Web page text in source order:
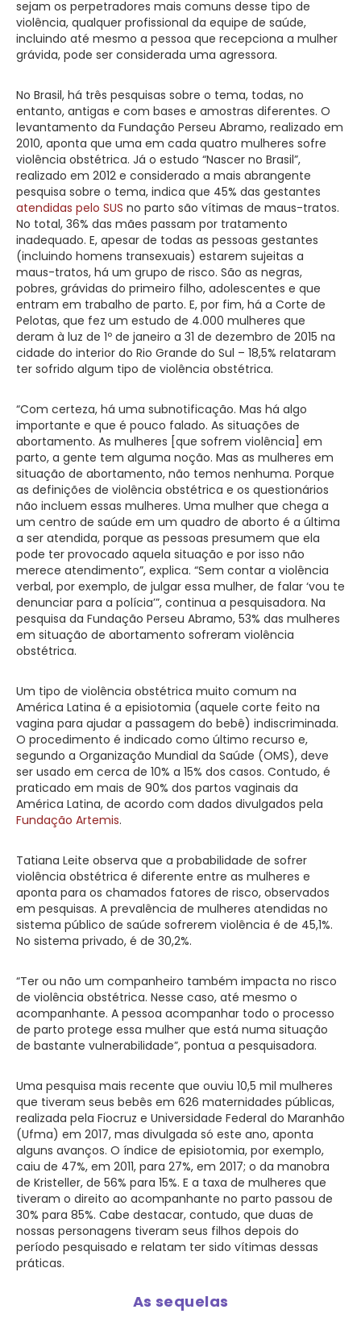
sejam os perpetradores mais comuns desse tipo de
violência, qualquer profissional da equipe de saúde,
incluindo até mesmo a pessoa que recepciona a mulher
grávida, pode ser considerada uma agressora.
No Brasil, há três pesquisas sobre o tema, todas, no
entanto, antigas e com bases e amostras diferentes. O
levantamento da Fundação Perseu Abramo, realizado em
2010, aponta que uma em cada quatro mulheres sofre
violência obstétrica. Já o estudo “Nascer no Brasil”,
realizado em 2012 e considerado a mais abrangente
pesquisa sobre o tema, indica que 45% das gestantes
atendidas pelo SUS no parto são vítimas de maus-tratos.
No total, 36% das mães passam por tratamento
inadequado. E, apesar de todas as pessoas gestantes
(incluindo homens transexuais) estarem sujeitas a
maus-tratos, há um grupo de risco. São as negras,
pobres, grávidas do primeiro filho, adolescentes e que
entram em trabalho de parto. E, por fim, há a Corte de
Pelotas, que fez um estudo de 4.000 mulheres que
deram à luz de 1º de janeiro a 31 de dezembro de 2015 na
cidade do interior do Rio Grande do Sul – 18,5% relataram
ter sofrido algum tipo de violência obstétrica.
“Com certeza, há uma subnotificação. Mas há algo
importante e que é pouco falado. As situações de
abortamento. As mulheres [que sofrem violência] em
parto, a gente tem alguma noção. Mas as mulheres em
situação de abortamento, não temos nenhuma. Porque
as definições de violência obstétrica e os questionários
não incluem essas mulheres. Uma mulher que chega a
um centro de saúde em um quadro de aborto é a última
a ser atendida, porque as pessoas presumem que ela
pode ter provocado aquela situação e por isso não
merece atendimento”, explica. “Sem contar a violência
verbal, por exemplo, de julgar essa mulher, de falar ‘vou te
denunciar para a polícia’”, continua a pesquisadora. Na
pesquisa da Fundação Perseu Abramo, 53% das mulheres
em situação de abortamento sofreram violência
obstétrica.
Um tipo de violência obstétrica muito comum na
América Latina é a episiotomia (aquele corte feito na
vagina para ajudar a passagem do bebê) indiscriminada.
O procedimento é indicado como último recurso e,
segundo a Organização Mundial da Saúde (OMS), deve
ser usado em cerca de 10% a 15% dos casos. Contudo, é
praticado em mais de 90% dos partos vaginais da
América Latina, de acordo com dados divulgados pela
Fundação Artemis.
Tatiana Leite observa que a probabilidade de sofrer
violência obstétrica é diferente entre as mulheres e
aponta para os chamados fatores de risco, observados
em pesquisas. A prevalência de mulheres atendidas no
sistema público de saúde sofrerem violência é de 45,1%.
No sistema privado, é de 30,2%.
“Ter ou não um companheiro também impacta no risco
de violência obstétrica. Nesse caso, até mesmo o
acompanhante. A pessoa acompanhar todo o processo
de parto protege essa mulher que está numa situação
de bastante vulnerabilidade”, pontua a pesquisadora.
Uma pesquisa mais recente que ouviu 10,5 mil mulheres
que tiveram seus bebês em 626 maternidades públicas,
realizada pela Fiocruz e Universidade Federal do Maranhão
(Ufma) em 2017, mas divulgada só este ano, aponta
alguns avanços. O índice de episiotomia, por exemplo,
caiu de 47%, em 2011, para 27%, em 2017; o da manobra
de Kristeller, de 56% para 15%. E a taxa de mulheres que
tiveram o direito ao acompanhante no parto passou de
30% para 85%. Cabe destacar, contudo, que duas de
nossas personagens tiveram seus filhos depois do
período pesquisado e relatam ter sido vítimas dessas
práticas.
As sequelas